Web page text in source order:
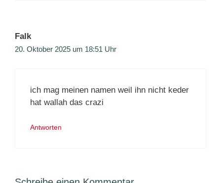
Falk
20. Oktober 2025 um 18:51 Uhr
ich mag meinen namen weil ihn nicht keder
hat wallah das crazi
Antworten